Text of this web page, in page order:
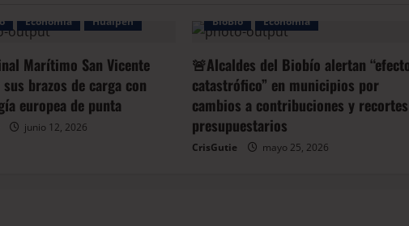
Economía Hualpen
Marítimo San Vicente
sus brazos de carga con
europea de punta
junio 12, 2026
BioBio Economía
🚨Alcaldes del Biobío alertan
catastrófico” en municipios por
cambios a contribuciones y recortes
presupuestarios
CrisGutie mayo 25, 2026